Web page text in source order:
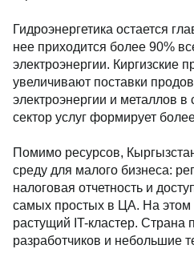
Гидроэнергетика остается
нее приходится более 90%
электроэнергии. Киргизские
увеличивают поставки
электроэнергии и металлов в
сектор услуг формирует
Помимо ресурсов,
среду для малого бизнеса:
налоговая отчетность и
самых простых в ЦА. На
растущий IT-кластер. Страна
разработчиков и небольшие